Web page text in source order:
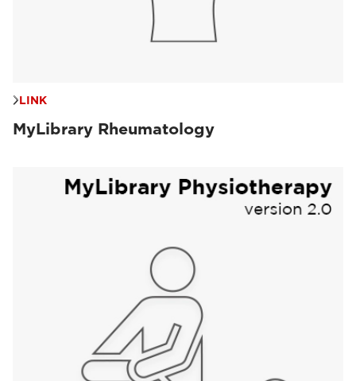
LINK
MyLibrary Rheumatology